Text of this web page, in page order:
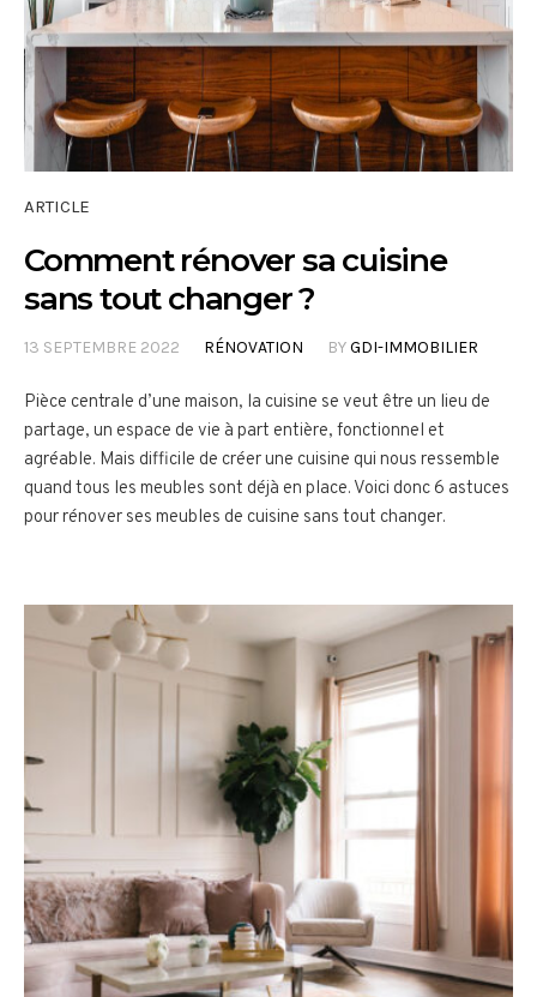
ARTICLE
Comment rénover sa cuisine
sans tout changer ?
13 SEPTEMBRE 2022 RÉNOVATION BYGDI-IMMOBILIER
Pièce centrale d’une maison, la cuisine se veut être un lieu de
partage, un espace de vie à part entière, fonctionnel et
agréable. Mais difficile de créer une cuisine qui nous ressemble
quand tous les meubles sont déjà en place. Voici donc 6 astuces
pour rénover ses meubles de cuisine sans tout changer.